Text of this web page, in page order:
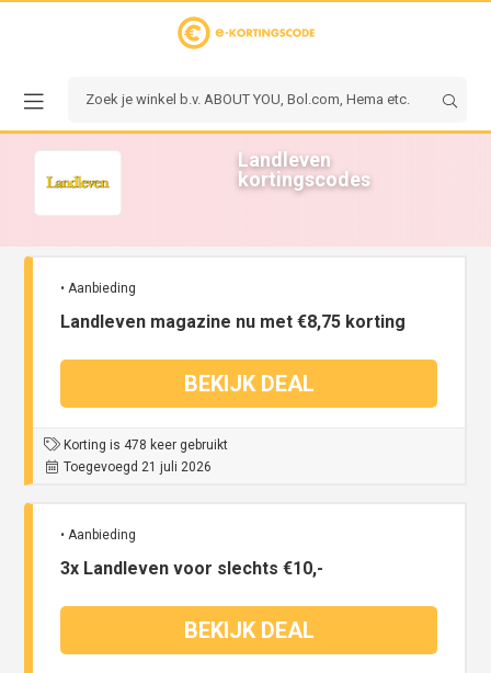
Landleven
kortingscodes
• Aanbieding
Landleven magazine nu met €8,75 korting
BEKIJK DEAL
Korting is 478 keer gebruikt
Toegevoegd 21 juli 2026
• Aanbieding
3x Landleven voor slechts €10,-
BEKIJK DEAL